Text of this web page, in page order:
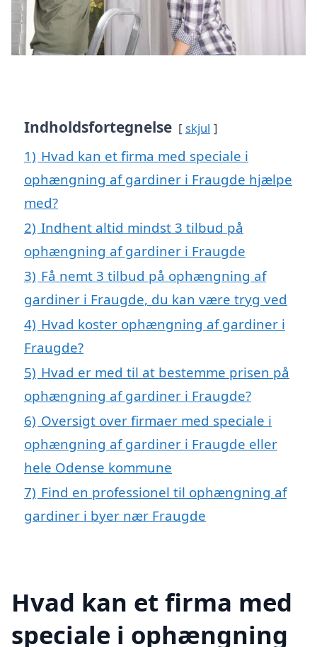
Indholdsfortegnelse skjul
1) Hvad kan et firma med speciale i
ophængning af gardiner i Fraugde hjælpe
med?
2) Indhent altid mindst 3 tilbud på
ophængning af gardiner i Fraugde
3) Få nemt 3 tilbud på ophængning af
gardiner i Fraugde, du kan være tryg ved
4) Hvad koster ophængning af gardiner i
Fraugde?
5) Hvad er med til at bestemme prisen på
ophængning af gardiner i Fraugde?
6) Oversigt over firmaer med speciale i
ophængning af gardiner i Fraugde eller
hele Odense kommune
7) Find en professionel til ophængning af
gardiner i byer nær Fraugde
Hvad kan et firma med
speciale i ophængning